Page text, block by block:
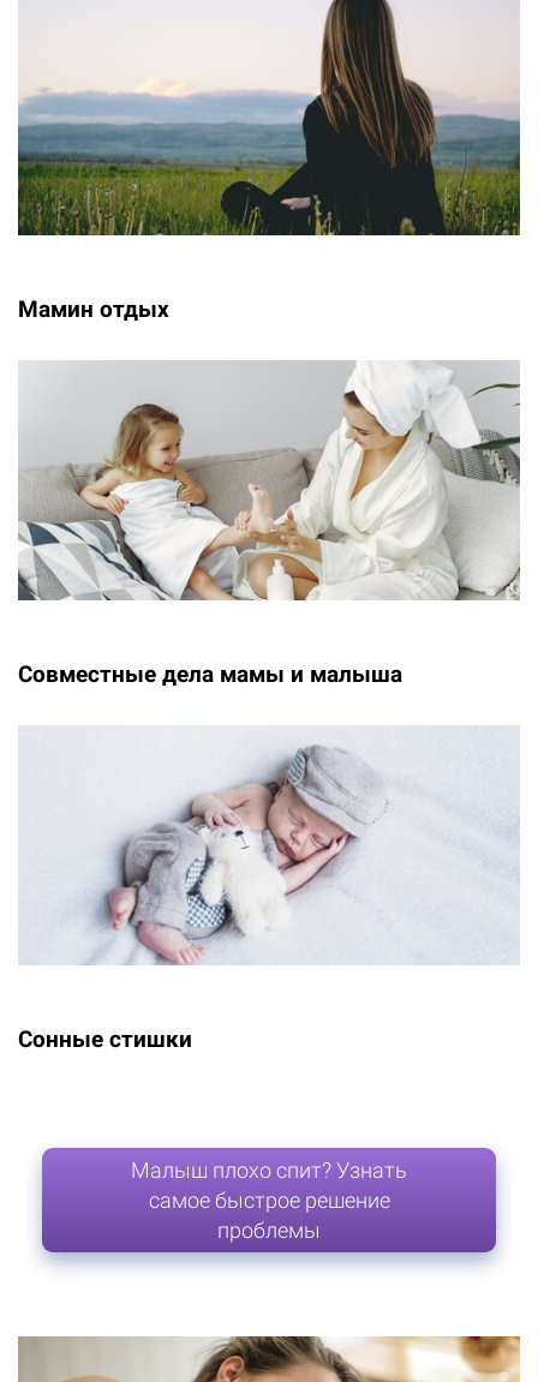
Мамин отдых
Совместные дела мамы и малыша
Сонные стишки
Малыш плохо спит? Узнать
самое быстрое решение
проблемы